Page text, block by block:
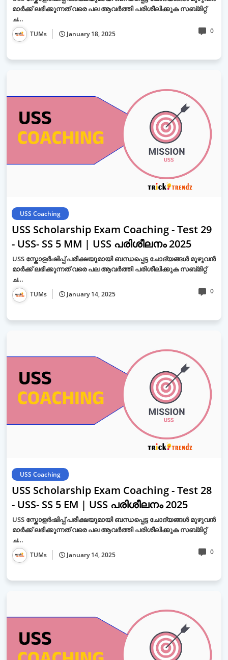
മാർക്ക് ലഭിക്കുന്നത് വരെ പല ആവർത്തി പരിശീലിക്കുക സബ്മിറ്റ്
ച…
TUMs January 18, 2025 0
USS Coaching
USS Scholarship Exam Coaching - Test 29
- USS- SS 5 MM | USS പരിശീലനം 2025
USS സ്കോളർഷിപ്പ് പരീക്ഷയുമായി ബന്ധപ്പെട്ട ചോദ്യങ്ങൾ മുഴുവൻ
മാർക്ക് ലഭിക്കുന്നത് വരെ പല ആവർത്തി പരിശീലിക്കുക സബ്മിറ്റ്
ച…
TUMs January 14, 2025 0
USS Coaching
USS Scholarship Exam Coaching - Test 28
- USS- SS 5 EM | USS പരിശീലനം 2025
USS സ്കോളർഷിപ്പ് പരീക്ഷയുമായി ബന്ധപ്പെട്ട ചോദ്യങ്ങൾ മുഴുവൻ
മാർക്ക് ലഭിക്കുന്നത് വരെ പല ആവർത്തി പരിശീലിക്കുക സബ്മിറ്റ്
ച…
TUMs January 14, 2025 0